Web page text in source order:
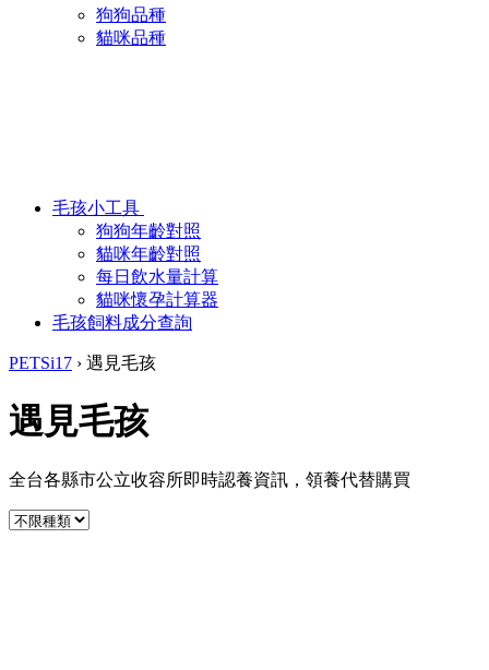
狗狗品種
貓咪品種
毛孩小工具
狗狗年齡對照
貓咪年齡對照
每日飲水量計算
貓咪懷孕計算器
毛孩飼料成分查詢
PETSi17 › 遇見毛孩
遇見毛孩
全台各縣市公立收容所即時認養資訊，領養代替購買